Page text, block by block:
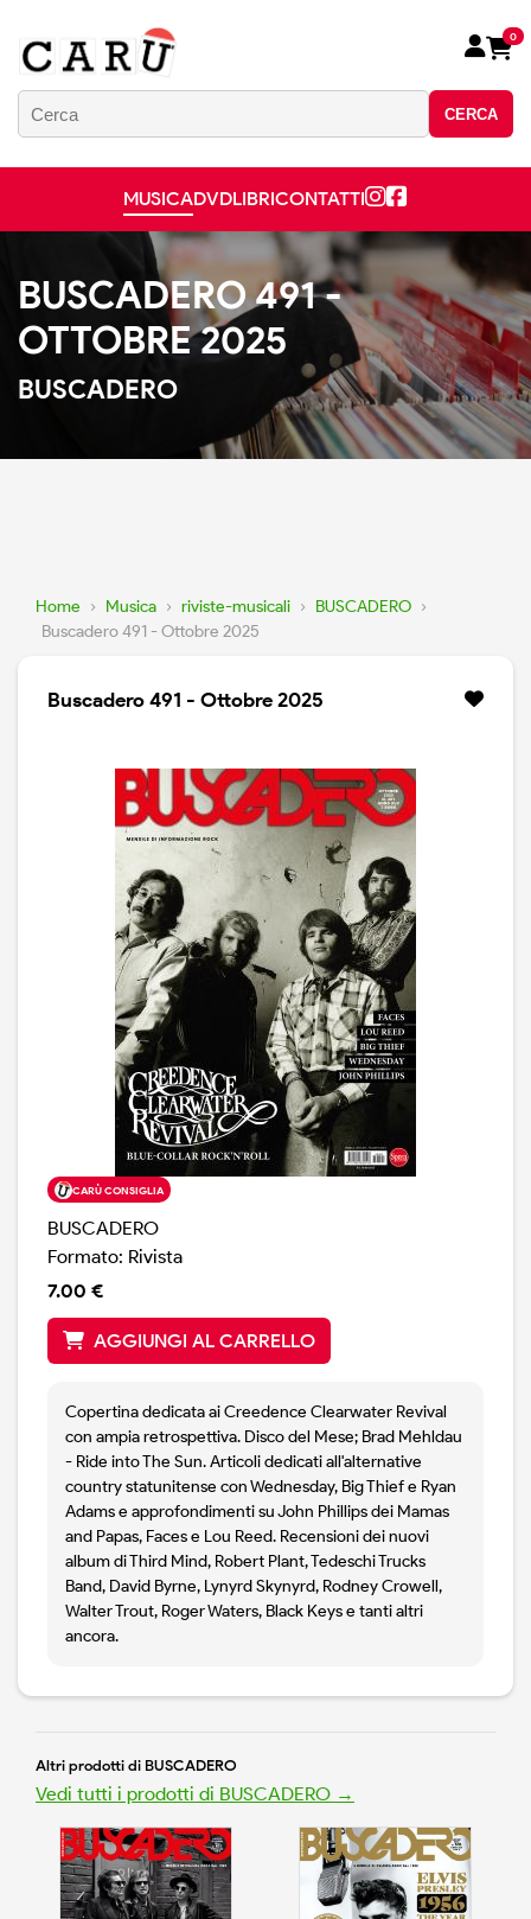
CERCA
0
MUSICADVDLIBRICONTATTI
BUSCADERO 491 -
OTTOBRE 2025
BUSCADERO
Home › Musica › riviste-musicali › BUSCADERO ›
Buscadero 491 - Ottobre 2025
Buscadero 491 - Ottobre 2025
CARÙ CONSIGLIA
BUSCADERO
Formato: Rivista
7.00 €
AGGIUNGI AL CARRELLO
Copertina dedicata ai Creedence Clearwater Revival
con ampia retrospettiva. Disco del Mese; Brad Mehldau
- Ride into The Sun. Articoli dedicati all'alternative
country statunitense con Wednesday, Big Thief e Ryan
Adams e approfondimenti su John Phillips dei Mamas
and Papas, Faces e Lou Reed. Recensioni dei nuovi
album di Third Mind, Robert Plant, Tedeschi Trucks
Band, David Byrne, Lynyrd Skynyrd, Rodney Crowell,
Walter Trout, Roger Waters, Black Keys e tanti altri
ancora.
Altri prodotti di BUSCADERO
Vedi tutti i prodotti di BUSCADERO →